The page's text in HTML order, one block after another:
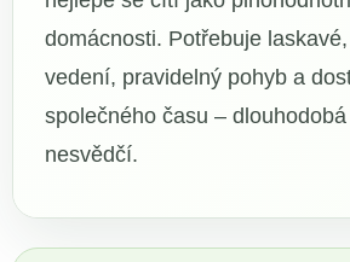
domácnosti. Potřebuje
vedení, pravidelný pohyb a
společného času –
nesvědčí.